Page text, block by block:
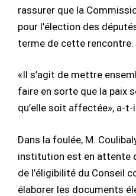
rassurer que la
pour l’élection des
terme de cette rencontre.
«Il s’agit de mettre
faire en sorte que la paix
qu’elle soit affectée», a-
Dans la foulée, M.
institution est en attente
de l’éligibilité du Conseil
élaborer les documents